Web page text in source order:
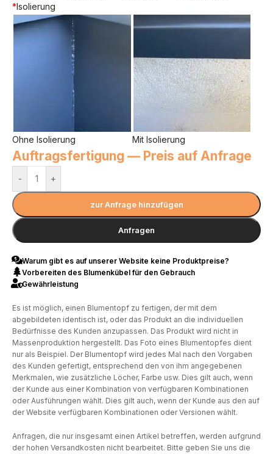
*Isolierung
Ohne Isolierung Mit Isolierung
Auftragsfertigung — Preis auf Anfrage
- +
zur Anfrage hinzufügen
Anfragen
Warum gibt es auf unserer Website keine Produktpreise?
Vorbereiten des Blumenkübel für den Gebrauch
Gewährleistung
Es ist möglich, einen Blumentopf zu fertigen, der mit dem
abgebildeten identisch ist, oder das Produkt an die individuellen
Bedürfnisse des Kunden anzupassen. Das Produkt wird nicht in
Massenproduktion hergestellt. Das Foto eines Blumentopfes dient
nur als Beispiel. Der Blumentopf wird jedes Mal nach den Vorgaben
des Kunden gefertigt, entsprechend den von ihm angegebenen
Merkmalen, wie zusätzliche Löcher, Farbe usw. Dies gilt auch, wenn
der Kunde aus einer Kombination von verfügbaren Kombinationen
oder Ausführungen wählt. Dies gilt auch, wenn der Kunde aus den auf
der Website verfügbaren Kombinationen oder Versionen wählt.
Anfragen, die nur insgesamt einen Artikel betreffen, werden aufgrund
der hohen Versandkosten nicht bearbeitet. Bitte geben Sie uns die